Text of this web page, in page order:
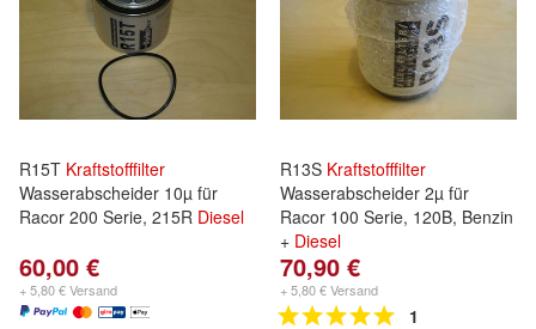
R15T Kraftstofffilter
Wasserabscheider 10µ für
Racor 200 Serie, 215R Diesel
60,00 €
+ 5,80 € Versand
R13S Kraftstofffilter
Wasserabscheider 2µ für
Racor 100 Serie, 120B, Benzin
+ Diesel
70,90 €
+ 5,80 € Versand
1